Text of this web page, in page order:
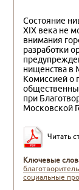
Состояние
XIX века не
внимания
разработки
нищенства в
Комиссией о
при
Московской
Читать
Ключевые
социальные